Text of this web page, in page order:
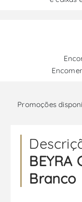
Promoções
BEYRA
Branco